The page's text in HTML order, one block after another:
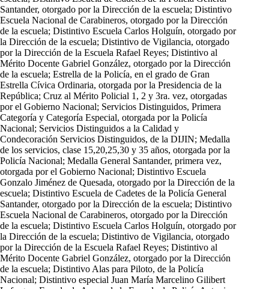
Santander, otorgado por la Dirección de la escuela; Distintivo
Escuela Nacional de Carabineros, otorgado por la Dirección
de la escuela; Distintivo Escuela Carlos Holguín, otorgado por
la Dirección de la escuela; Distintivo de Vigilancia, otorgado
por la Dirección de la Escuela Rafael Reyes; Distintivo al
Mérito Docente Gabriel González, otorgado por la Dirección
de la escuela; Estrella de la Policía, en el grado de Gran
Estrella Cívica Ordinaria, otorgada por la Presidencia de la
República; Cruz al Mérito Policial 1, 2 y 3ra. vez, otorgadas
por el Gobierno Nacional; Servicios Distinguidos, Primera
Categoría y Categoría Especial, otorgada por la Policía
Nacional; Servicios Distinguidos a la Calidad y
Condecoración Servicios Distinguidos, de la DIJIN; Medalla
de los servicios, clase 15,20,25,30 y 35 años, otorgada por la
Policía Nacional; Medalla General Santander, primera vez,
otorgada por el Gobierno Nacional; Distintivo Escuela
Gonzalo Jiménez de Quesada, otorgado por la Dirección de la
escuela; Distintivo Escuela de Cadetes de la Policía General
Santander, otorgado por la Dirección de la escuela; Distintivo
Escuela Nacional de Carabineros, otorgado por la Dirección
de la escuela; Distintivo Escuela Carlos Holguín, otorgado por
la Dirección de la escuela; Distintivo de Vigilancia, otorgado
por la Dirección de la Escuela Rafael Reyes; Distintivo al
Mérito Docente Gabriel González, otorgado por la Dirección
de la escuela; Distintivo Alas para Piloto, de la Policía
Nacional; Distintivo especial Juan María Marcelino Gilibert